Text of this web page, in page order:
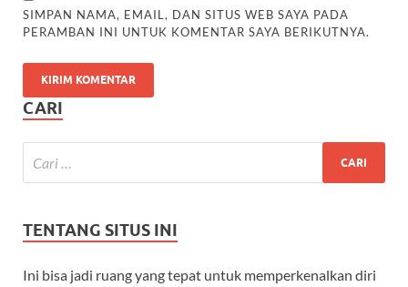
SIMPAN NAMA, EMAIL, DAN SITUS WEB SAYA PADA
PERAMBAN INI UNTUK KOMENTAR SAYA BERIKUTNYA.
CARI
TENTANG SITUS INI
Ini bisa jadi ruang yang tepat untuk memperkenalkan diri